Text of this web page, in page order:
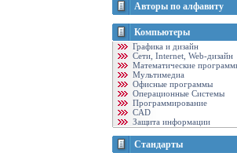
Авторы по алфавиту
Компьютеры
Графика и дизайн
Cети, Internet, Web-дизайн
Математические
Мультимедиа
Офисные программы
Операционные Системы
Программирование
CAD
Защита информации
Стандарты